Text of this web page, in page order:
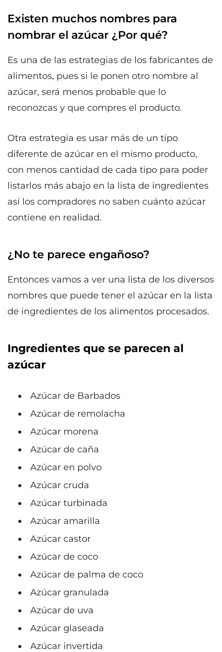
Existen muchos nombres para
nombrar el azúcar ¿Por qué?
Es una de las estrategias de los fabricantes de
alimentos, pues si le ponen otro nombre al
azúcar, será menos probable que lo
reconozcas y que compres el producto.
Otra estrategia es usar más de un tipo
diferente de azúcar en el mismo producto,
con menos cantidad de cada tipo para poder
listarlos más abajo en la lista de ingredientes
así los compradores no saben cuánto azúcar
contiene en realidad.
¿No te parece engañoso?
Entonces vamos a ver una lista de los diversos
nombres que puede tener el azúcar en la lista
de ingredientes de los alimentos procesados.
Ingredientes que se parecen al
azúcar
Azúcar de Barbados
Azúcar de remolacha
Azúcar morena
Azúcar de caña
Azúcar en polvo
Azúcar cruda
Azúcar turbinada
Azúcar amarilla
Azúcar castor
Azúcar de coco
Azúcar de palma de coco
Azúcar granulada
Azúcar de uva
Azúcar glaseada
Azúcar invertida